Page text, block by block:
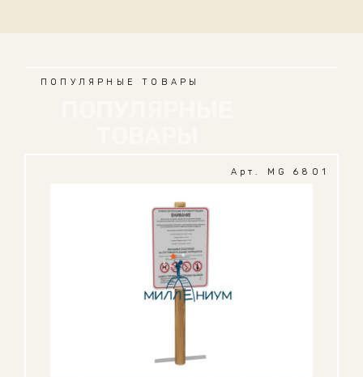
ПОПУЛЯРНЫЕ ТОВАРЫ
Арт. MG 6801